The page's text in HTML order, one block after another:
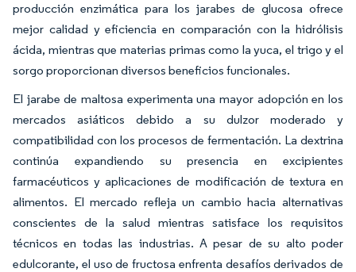
producción enzimática para los jarabes de glucosa ofrece
mejor calidad y eficiencia en comparación con la hidrólisis
ácida, mientras que materias primas como la yuca, el trigo y el
sorgo proporcionan diversos beneficios funcionales.
El jarabe de maltosa experimenta una mayor adopción en los
mercados asiáticos debido a su dulzor moderado y
compatibilidad con los procesos de fermentación. La dextrina
continúa expandiendo su presencia en excipientes
farmacéuticos y aplicaciones de modificación de textura en
alimentos. El mercado refleja un cambio hacia alternativas
conscientes de la salud mientras satisface los requisitos
técnicos en todas las industrias. A pesar de su alto poder
edulcorante, el uso de fructosa enfrenta desafíos derivados de